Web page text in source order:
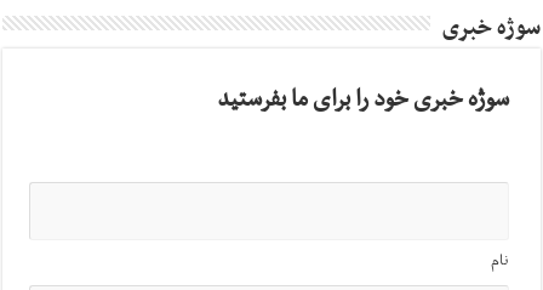
سوژه خبری
سوژه خبری خود را برای ما بفرستید
نام